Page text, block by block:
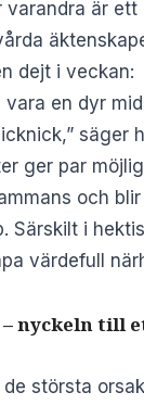
är ett
dejt i veckan:
vara en dyr
säger
ger par
och
Särskilt i
värdefull
– nyckeln till
största